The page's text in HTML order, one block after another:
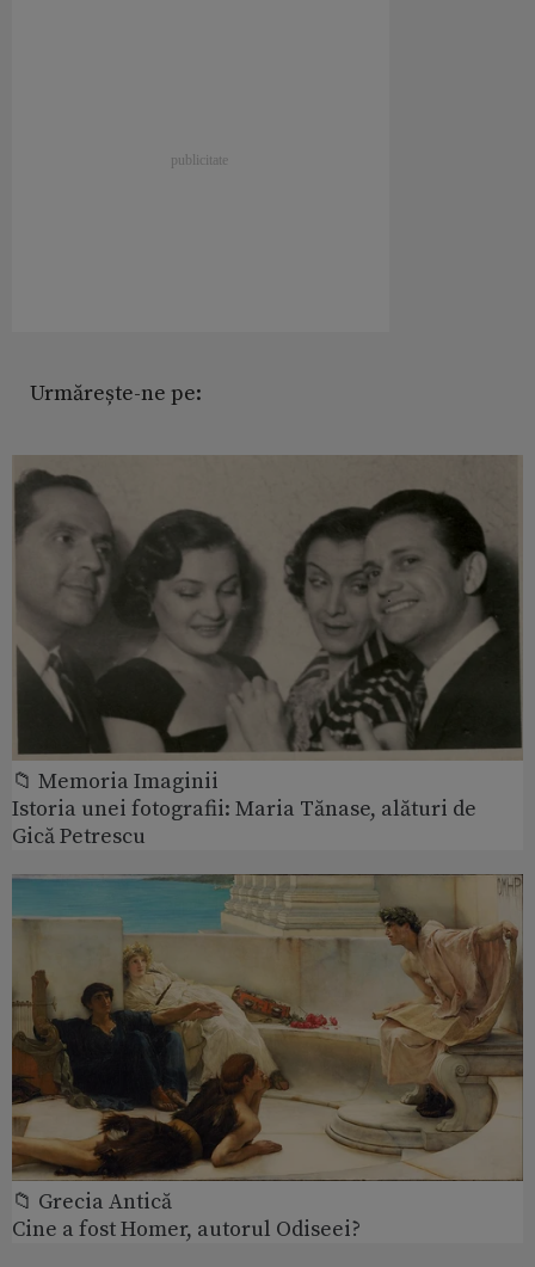
Urmărește-ne pe:
📁 Memoria Imaginii
Istoria unei fotografii: Maria Tănase, alături de
Gică Petrescu
📁 Grecia Antică
Cine a fost Homer, autorul Odiseei?